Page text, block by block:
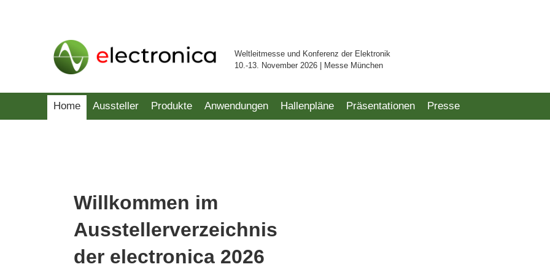
Weltleitmesse und Konferenz der Elektronik
10.-13. November 2026 | Messe München
Home Aussteller Produkte Anwendungen Hallenpläne Präsentationen Presse
Willkommen im
Ausstellerverzeichnis
der electronica 2026